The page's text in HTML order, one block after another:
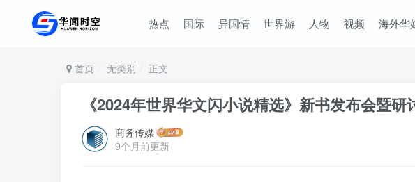
热点 国际 异国情 世界游 人物 视频 海外华
首页 无类别 正文
《2024年世界华文闪小说精选》新书发布会暨
商务传媒
9个月前更新